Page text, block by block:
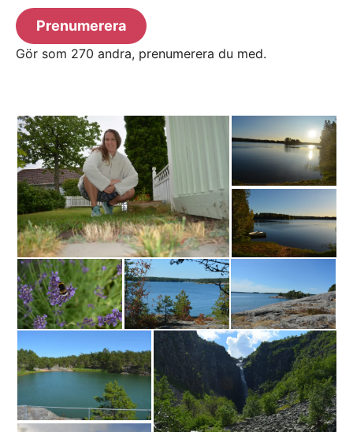
Prenumerera
Gör som 270 andra, prenumerera du med.